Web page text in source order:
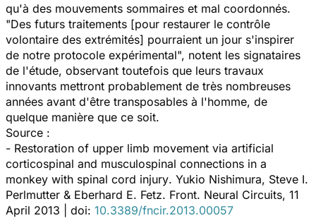
qu'à des mouvements sommaires et mal coordonnés.
"Des futurs traitements [pour restaurer le contrôle
volontaire des extrémités] pourraient un jour s'inspirer
de notre protocole expérimental", notent les signataires
de l'étude, observant toutefois que leurs travaux
innovants mettront probablement de très nombreuses
années avant d'être transposables à l'homme, de
quelque manière que ce soit.
Source :
- Restoration of upper limb movement via artificial
corticospinal and musculospinal connections in a
monkey with spinal cord injury. Yukio Nishimura, Steve I.
Perlmutter & Eberhard E. Fetz. Front. Neural Circuits, 11
April 2013 | doi: 10.3389/fncir.2013.00057